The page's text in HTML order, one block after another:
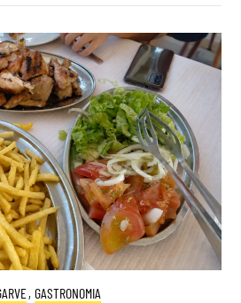
, GASTRONOMIA